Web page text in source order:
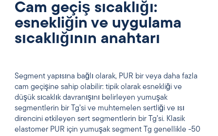
Cam geçiş sıcaklığı:
esnekliğin ve uygulama
sıcaklığının anahtarı
Segment yapısına bağlı olarak, PUR bir veya daha fazla
cam geçişine sahip olabilir: tipik olarak esnekliği ve
düşük sıcaklık davranışını belirleyen yumuşak
segmentlerin bir Tg’si ve muhtemelen sertliği ve ısı
direncini etkileyen sert segmentlerin bir Tg’si. Klasik
elastomer PUR için yumuşak segment Tg genellikle -50